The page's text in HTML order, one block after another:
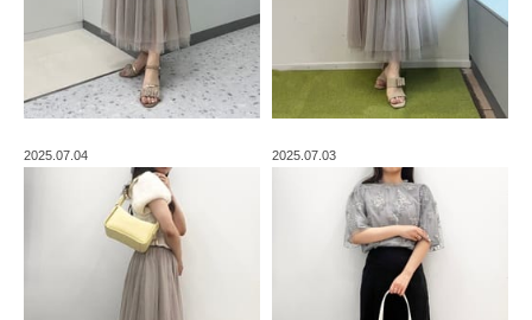
2025.07.04 2025.07.03